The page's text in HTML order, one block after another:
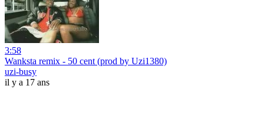
3:58
Wanksta remix - 50 cent (prod by Uzi1380)
uzi-busy
il y a 17 ans